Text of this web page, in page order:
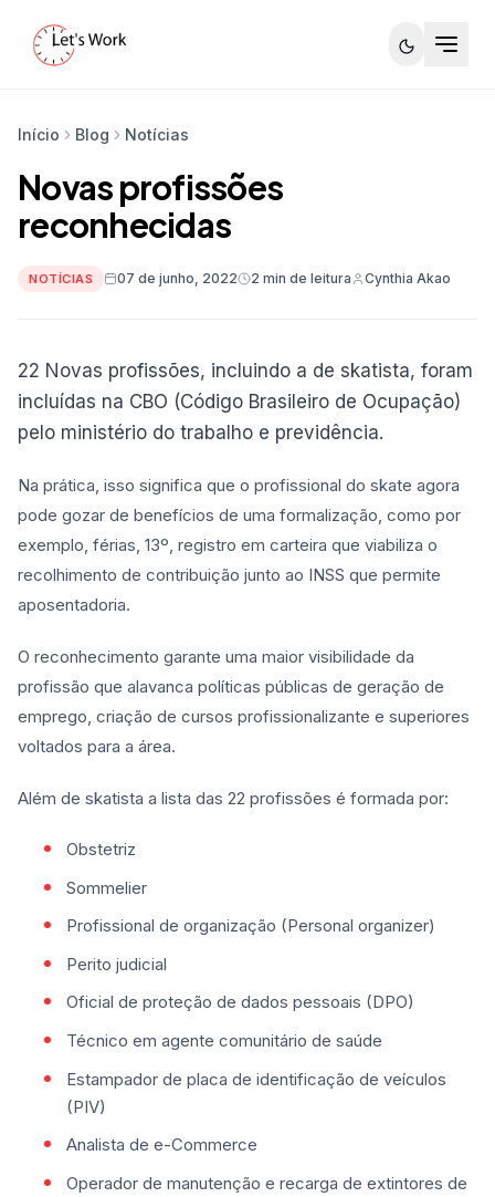
Início Blog Notícias
Novas profissões
reconhecidas
NOTÍCIAS 07 de junho, 2022 2 min de leitura Cynthia Akao
22 Novas profissões, incluindo a de skatista, foram
incluídas na CBO (Código Brasileiro de Ocupação)
pelo ministério do trabalho e previdência.
Na prática, isso significa que o profissional do skate agora
pode gozar de benefícios de uma formalização, como por
exemplo, férias, 13º, registro em carteira que viabiliza o
recolhimento de contribuição junto ao INSS que permite
aposentadoria.
O reconhecimento garante uma maior visibilidade da
profissão que alavanca políticas públicas de geração de
emprego, criação de cursos profissionalizante e superiores
voltados para a área.
Além de skatista a lista das 22 profissões é formada por:
Obstetriz
Sommelier
Profissional de organização (Personal organizer)
Perito judicial
Oficial de proteção de dados pessoais (DPO)
Técnico em agente comunitário de saúde
Estampador de placa de identificação de veículos
(PIV)
Analista de e-Commerce
Operador de manutenção e recarga de extintores de